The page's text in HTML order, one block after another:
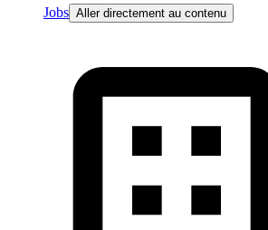
Jobs Aller directement au contenu